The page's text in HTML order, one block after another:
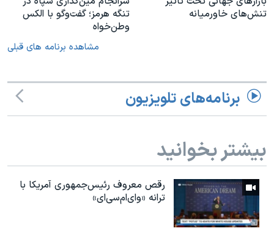
تنش‌های خاورمیانه
تنگه هرمز؛ گفت‌وگو با الکس
وطن‌خواه
مشاهده برنامه های قبلی
برنامه‌های تلویزیون
بیشتر بخوانید
رقص معروف رئیس‌جمهوری آمریکا با
ترانه «وای‌ام‌سی‌ای»